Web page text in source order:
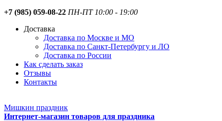
+7 (985) 059-08-22 ПН-ПТ 10:00 - 19:00
Доставка
Доставка по Москве и МО
Доставка по Санкт-Петербургу и ЛО
Доставка по России
Как сделать заказ
Отзывы
Контакты
Мишкин праздник
Интернет-магазин товаров для праздника